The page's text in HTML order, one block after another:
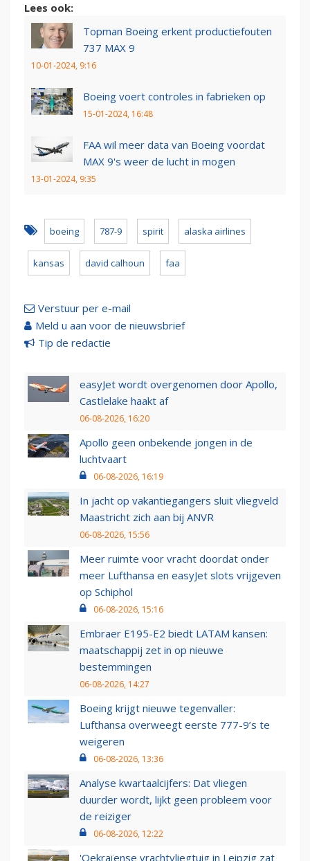
Lees ook:
Topman Boeing erkent productiefouten
737 MAX 9
10-01-2024, 9:16
Boeing voert controles in fabrieken op
15-01-2024, 16:48
FAA wil meer data van Boeing voordat
MAX 9's weer de lucht in mogen
13-01-2024, 9:35
boeing 787-9 spirit alaska airlines
kansas david calhoun faa
Verstuur per e-mail
Meld u aan voor de nieuwsbrief
Tip de redactie
easyJet wordt overgenomen door Apollo,
Castlelake haakt af
06-08-2026, 16:20
Apollo geen onbekende jongen in de
luchtvaart
06-08-2026, 16:19
In jacht op vakantiegangers sluit vliegveld
Maastricht zich aan bij ANVR
06-08-2026, 15:56
Meer ruimte voor vracht doordat onder
meer Lufthansa en easyJet slots vrijgeven
op Schiphol
06-08-2026, 15:16
Embraer E195-E2 biedt LATAM kansen:
maatschappij zet in op nieuwe
bestemmingen
06-08-2026, 14:27
Boeing krijgt nieuwe tegenvaller:
Lufthansa overweegt eerste 777-9’s te
weigeren
06-08-2026, 13:36
Analyse kwartaalcijfers: Dat vliegen
duurder wordt, lijkt geen probleem voor
de reiziger
06-08-2026, 12:22
'Oekraïense vrachtvliegtuig in Leipzig zat